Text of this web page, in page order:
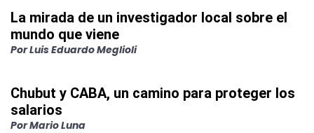
La mirada de un investigador local sobre el
mundo que viene
PorLuis Eduardo Meglioli
Chubut y CABA, un camino para proteger los
salarios
PorMario Luna